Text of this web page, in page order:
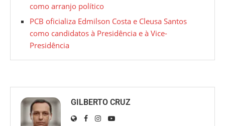
como arranjo político
PCB oficializa Edmilson Costa e Cleusa Santos
como candidatos à Presidência e à Vice-
Presidência
GILBERTO CRUZ